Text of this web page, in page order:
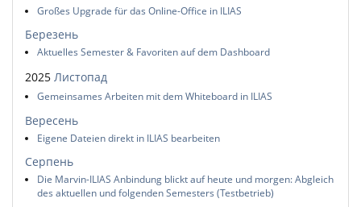
Großes Upgrade für das Online-Office in ILIAS
Березень
Aktuelles Semester & Favoriten auf dem Dashboard
2025 Листопад
Gemeinsames Arbeiten mit dem Whiteboard in ILIAS
Вересень
Eigene Dateien direkt in ILIAS bearbeiten
Серпень
Die Marvin-ILIAS Anbindung blickt auf heute und morgen: Abgleich
des aktuellen und folgenden Semesters (Testbetrieb)